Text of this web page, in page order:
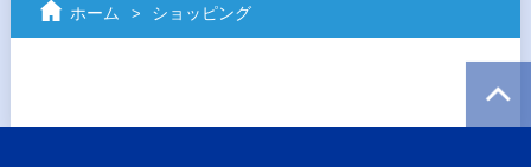
ホーム ショッピング